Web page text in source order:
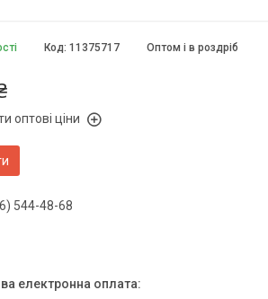
Оптом і в роздріб
Код: 11375717
оптові ціни
544-48-68